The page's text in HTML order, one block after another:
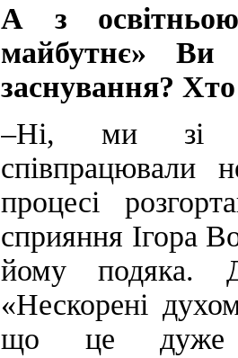
А з
майбутнє» Ви
заснування?
‒Ні, ми зі
співпрацювали
процесі
сприяння Ігора
йому подяка.
«Нескорені
що це дуже